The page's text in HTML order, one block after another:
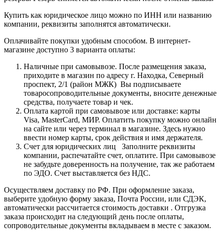
Купить как юридическое лицо можно по ИНН или названию
компании, реквизиты заполнятся автоматически.
Оплачивайте покупки удобным способом. В интернет-
магазине доступно 3 варианта оплаты:
Наличные при самовывозе. После размещения заказа,
приходите в магазин по адресу г. Находка, Северный
проспект, 2/1 (район МЖК) Вы подписываете
товаросопроводительные документы, вносите денежные
средства, получаете товар и чек.
Оплата картой при самовывозе или доставке: карты
Visa, MasterCard, МИР. Оплатить покупку можно онлайн
на сайте или через терминал в магазине. Здесь нужно
ввести номер карты, срок действия и имя держателя.
Счет для юридических лиц Заполните реквизиты
компании, распечатайте счет, оплатите. При самовывозе
не забудьте доверенность на получение, так же работаем
по ЭДО. Счет выставляется без НДС.
Осуществляем доставку по РФ. При оформление заказа,
выберите удобную форму заказа, Почта России, или СДЭК,
автоматически рассчитается стоимость доставки . Отгрузка
заказа происходит на следующий день после оплаты,
сопроводительные документы вкладываем в месте с заказом.